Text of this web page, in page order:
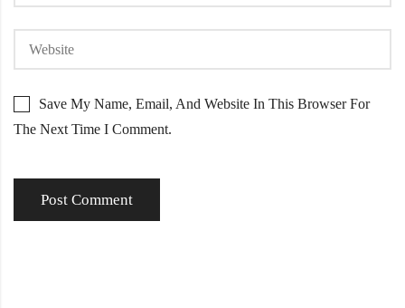
Save My Name, Email, And Website In This Browser For
The Next Time I Comment.